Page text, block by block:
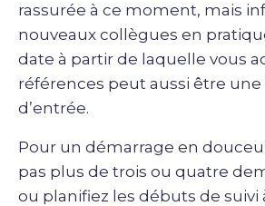
rassurée à ce moment, mais
nouveaux collègues en
date à partir de laquelle vous
références peut aussi être
d’entrée.
Pour un démarrage en
pas plus de trois ou quatre
ou planifiez les débuts de suivi